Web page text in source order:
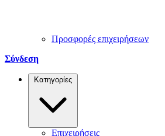
Προσφορές επιχειρήσεων
Σύνδεση
Κατηγορίες
Επιχειρήσεις